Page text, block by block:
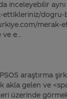
inceleyebilir
dogru-
merak-
e...
araştırma
akla gelen ve
üzerinde